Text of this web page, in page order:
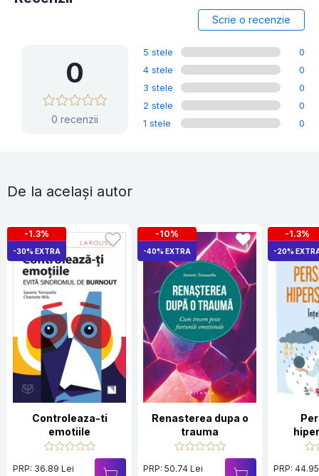
Scrie o recenzie
0
0 recenzii
5 stele
0
4 stele
0
3 stele
0
2 stele
0
1 stele
0
De la același autor
-1.3%
-30% EXTRA
Controleaza-ti
emotiile
PRP: 36.89 Lei
-10%
-40% EXTRA
Renasterea dupa o
trauma
PRP: 50.74 Lei
-1.3%
-20%
PRP: